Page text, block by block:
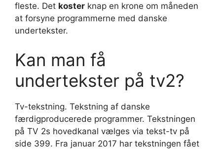
fleste. Det koster knap en krone om måneden
at forsyne programmerne med danske
undertekster.
Kan man få
undertekster på tv2?
Tv-tekstning. Tekstning af danske
færdigproducerede programmer. Tekstningen
på TV 2s hovedkanal vælges via tekst-tv på
side 399. Fra januar 2017 har tekstningen fået